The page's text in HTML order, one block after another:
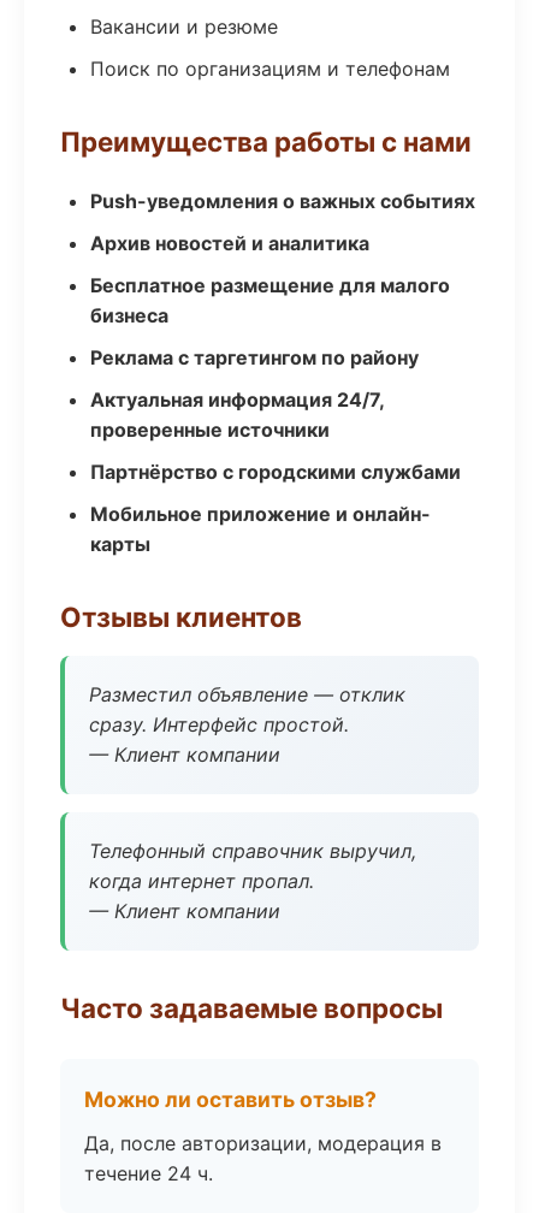
Вакансии и резюме
Поиск по организациям и телефонам
Преимущества работы с нами
Push-уведомления о важных событиях
Архив новостей и аналитика
Бесплатное размещение для малого
бизнеса
Реклама с таргетингом по району
Актуальная информация 24/7,
проверенные источники
Партнёрство с городскими службами
Мобильное приложение и онлайн-
карты
Отзывы клиентов
Разместил объявление — отклик
сразу. Интерфейс простой.
— Клиент компании
Телефонный справочник выручил,
когда интернет пропал.
— Клиент компании
Часто задаваемые вопросы
Можно ли оставить отзыв?
Да, после авторизации, модерация в
течение 24 ч.